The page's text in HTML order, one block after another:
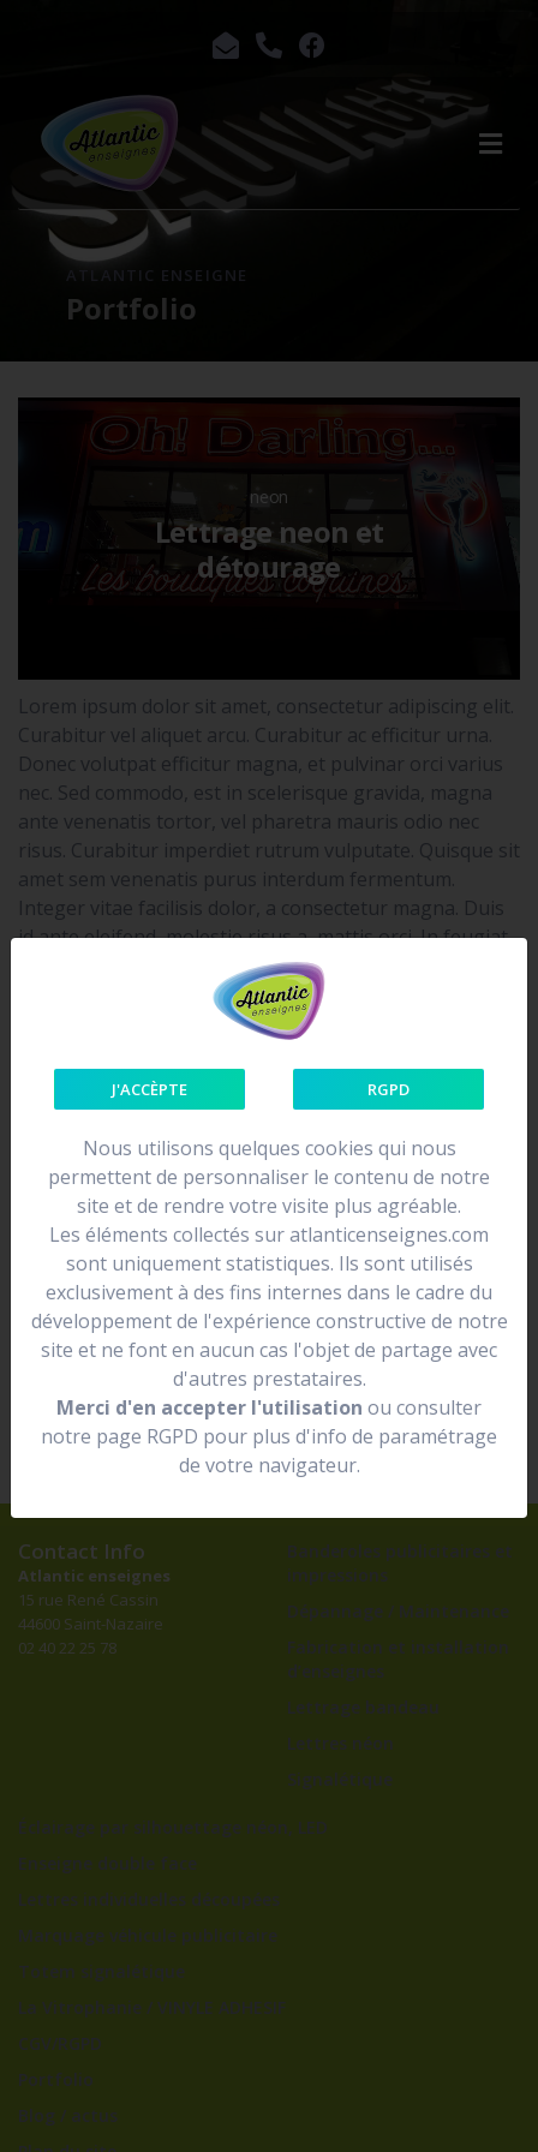
ATLANTIC ENSEIGNE
Portfolio
neon
Lettrage neon et
détourage
Lorem ipsum dolor sit amet, consectetur adipiscing elit.
Curabitur vel aliquet arcu. Curabitur ac efficitur urna.
Donec volutpat efficitur magna, et pulvinar orci varius
nec. Sed commodo, est in scelerisque gravida, magna
ante venenatis tortor, vel pharetra mauris odio nec
risus. Curabitur imperdiet rutrum vulputate. Quisque sit
amet sem venenatis purus interdum fermentum.
Integer vitae facilisis dolor, a consectetur magna. Duis
id ante eleifend, molestie risus a, mattis orci. In feugiat
orci in diam venenatis, in aliquet dui congue.
Vestibulum dignissim ultricies dignissim. Nullam
convallis sit amet nisl eget placerat. Vestibulum ante
cubilia curae; Etiam ac tortor vel metus consectetur
mollis non at mi. Aenean vehicula sed quam id
consectetur.
Donec bibendum blandit ipsum, sed placerat justo
aliquet id. Nunc quis rhoncus justo, blandit fermentum
enim. Mauris vestibulum sagittis dui, sit amet pulvinar
nunc vehicula eu. Quisque et nisi in nisi tincidunt
pulvinar. Sed consequat luctus mattis. Nulla vestibulum
dolor augue, et iaculis diam cursus non. Morbi felis
tortor, dapibus ac ornare quis, condimentum at magna.
Maecenas interdum id leo quis eleifend. Ut ornare
massa sem. Fusce fermentum elementum commodo.
Contact Info
Atlantic enseignes
15 rue René Cassin
44600 Saint-Nazaire
02 40 22 25 78
Banderoles publicitaires et
impressions
Dépannage / Maintenance
Fabrication et installation
d’enseignes
Lettrage bandeau
Lettres néon
Signalétique
Éclairage par silhouettage néon, LED
Enseigne double face
Lettres individuelles découpées
Marquage véhicule publicitaire
Totem signalétique
La Vitrophanie / VINYLE ADHESIF
CGV/RGPD
Portfolio
Blog / actus
J'ACCÈPTE RGPD
Nous utilisons quelques cookies qui nous
permettent de personnaliser le contenu de notre
site et de rendre votre visite plus agréable.
Les éléments collectés sur atlanticenseignes.com
sont uniquement statistiques. Ils sont utilisés
exclusivement à des fins internes dans le cadre du
développement de l'expérience constructive de notre
site et ne font en aucun cas l'objet de partage avec
d'autres prestataires.
Merci d'en accepter l'utilisation ou consulter
notre page RGPD pour plus d'info de paramétrage
de votre navigateur.